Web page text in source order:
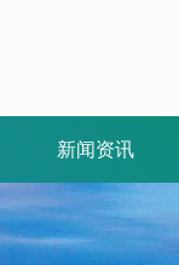
新闻资讯